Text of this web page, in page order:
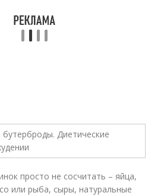
просто не сосчитать – яйца,
или рыба, сыры, натуральные